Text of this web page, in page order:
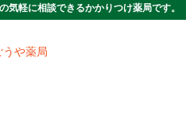
気軽に相談できるかかりつけ薬局です。